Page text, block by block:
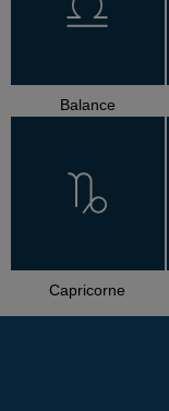
Balance
Capricorne